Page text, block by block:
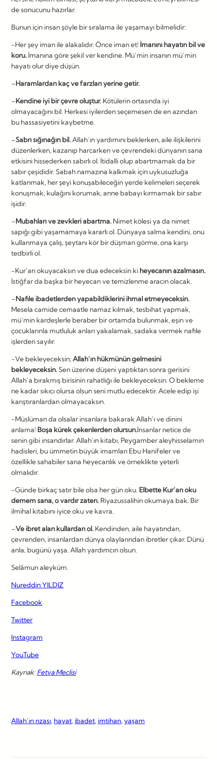
de sonucunu hazırlar.
Bunun için insan şöyle bir sıralama ile yaşamayı bilmelidir:
-Her şey iman ile alakalıdır. Önce iman et! İmanını hayatın bil ve
koru. İmanına göre şekil ver kendine. Mü’min insanın mü’min
hayatı olur diye düşün.
–Haramlardan kaç ve farzları yerine getir.
–Kendine iyi bir çevre oluştur. Kötülerin ortasında iyi
olmayacağını bil. Herkesi iyilerden seçemesen de en azından
bu hassasiyetini kaybetme.
–Sabrı sığınağın bil.Allah’ın yardımını beklerken, aile ilişkilerini
düzenlerken, kazanıp harcarken ve çevrendeki dünyanın sana
etkisini hissederken sabırlı ol. İtidalli olup abartmamak da bir
sabır çeşididir. Sabah namazına kalkmak için uykusuzluğa
katlanmak, her şeyi konuşabileceğin yerde kelimeleri seçerek
konuşmak, kulağını korumak, anne babayı kırmamak bir sabır
işidir.
–Mubahları ve zevkleri abartma. Nimet kölesi ya da nimet
sapığı gibi yaşamamaya kararlı ol. Dünyaya salma kendini, onu
kullanmaya çalış, şeytanı kör bir düşman görme, ona karşı
tedbirli ol.
-Kur’an okuyacaksın ve dua edeceksin ki heyecanın azalmasın.
İstiğfar da başka bir heyecan ve temizlenme aracın olacak.
–Nafile ibadetlerden yapabildiklerini ihmal etmeyeceksin.
Mesela camide cemaatle namaz kılmak, tesbihat yapmak,
mü’min kardeşlerle beraber bir ortamda bulunmak, eşin ve
çocuklarınla mutluluk anları yakalamak, sadaka vermek nafile
işlerden sayılır.
-Ve bekleyeceksin;Allah’ın hükmünün gelmesini
bekleyeceksin.Sen üzerine düşeni yaptıktan sonra gerisini
Allah’a bırakmış birisinin rahatlığı ile bekleyeceksin. O bekleme
ne kadar sıkıcı olursa olsun seni mutlu edecektir. Acele edip işi
karıştıranlardan olmayacaksın.
-Müslüman da olsalar insanlara bakarak Allah’ı ve dinini
anlama! Boşa kürek çekenlerden olursun.İnsanlar netice de
senin gibi insandırlar. Allah’ın kitabı, Peygamber aleyhisselamın
hadisleri, bu ümmetin büyük imamları Ebu Hanifeler ve
özellikle sahabiler sana heyecanlık ve örneklikte yeterli
olmalıdır.
-Günde birkaç satır bile olsa her gün oku. Elbette Kur’an oku
demem sana, o vardır zaten. Riyazussalihin okumaya bak. Bir
ilmihal kitabını iyice oku ve kavra.
–Ve ibret alan kullardan ol. Kendinden, aile hayatından,
çevrenden, insanlardan dünya olaylarından ibretler çıkar. Dünü
anla, bugünü yaşa. Allah yardımcın olsun.
Selâmun aleyküm.
Nureddin YILDIZ
Facebook
Twitter
Instagram
YouTube
Kaynak:Fetva Meclisi
Allah’ın rızası, hayat, ibadet, imtihan, yaşam